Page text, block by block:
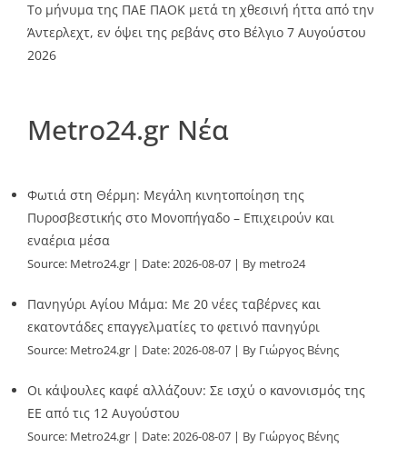
Το μήνυμα της ΠΑΕ ΠΑΟΚ μετά τη χθεσινή ήττα από την
Άντερλεχτ, εν όψει της ρεβάνς στο Βέλγιο 7 Αυγούστου
2026
Metro24.gr Νέα
Φωτιά στη Θέρμη: Μεγάλη κινητοποίηση της
Πυροσβεστικής στο Μονοπήγαδο – Επιχειρούν και
εναέρια μέσα
Source: Metro24.gr Date: 2026-08-07 By metro24
Πανηγύρι Αγίου Μάμα: Με 20 νέες ταβέρνες και
εκατοντάδες επαγγελματίες το φετινό πανηγύρι
Source: Metro24.gr Date: 2026-08-07 By Γιώργος Βένης
Οι κάψουλες καφέ αλλάζουν: Σε ισχύ ο κανονισμός της
ΕΕ από τις 12 Αυγούστου
Source: Metro24.gr Date: 2026-08-07 By Γιώργος Βένης